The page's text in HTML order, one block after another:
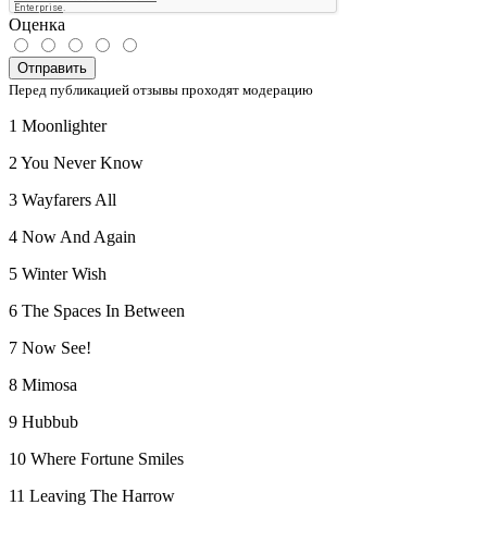
Оценка
Отправить
Перед публикацией отзывы проходят модерацию
1 Moonlighter
2 You Never Know
3 Wayfarers All
4 Now And Again
5 Winter Wish
6 The Spaces In Between
7 Now See!
8 Mimosa
9 Hubbub
10 Where Fortune Smiles
11 Leaving The Harrow